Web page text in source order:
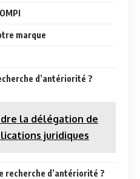
marque
d’antériorité ?
la délégation de
juridiques
recherche d’antériorité ?